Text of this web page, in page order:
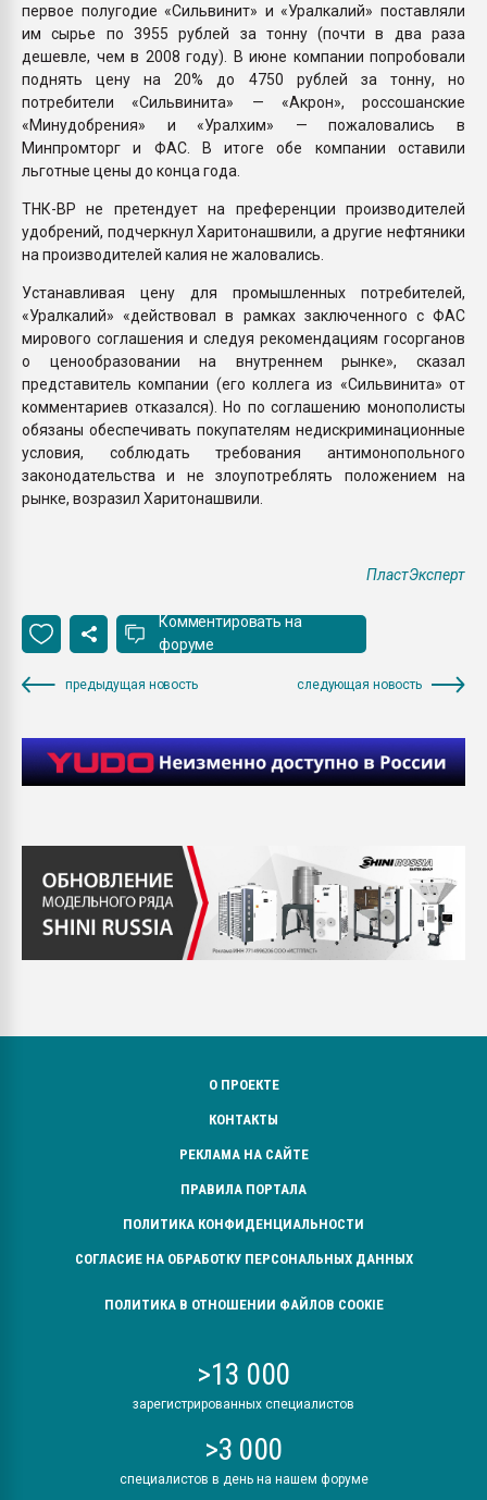
первое полугодие «Сильвинит» и «Уралкалий» поставляли
им сырье по 3955 рублей за тонну (почти в два раза
дешевле, чем в 2008 году). В июне компании попробовали
поднять цену на 20% до 4750 рублей за тонну, но
потребители «Сильвинита» — «Акрон», россошанские
«Минудобрения» и «Уралхим» — пожаловались в
Минпромторг и ФАС. В итоге обе компании оставили
льготные цены до конца года.
ТНК-ВР не претендует на преференции производителей
удобрений, подчеркнул Харитонашвили, а другие нефтяники
на производителей калия не жаловались.
Устанавливая цену для промышленных потребителей,
«Уралкалий» «действовал в рамках заключенного с ФАС
мирового соглашения и следуя рекомендациям госорганов
о ценообразовании на внутреннем рынке», сказал
представитель компании (его коллега из «Сильвинита» от
комментариев отказался). Но по соглашению монополисты
обязаны обеспечивать покупателям недискриминационные
условия, соблюдать требования антимонопольного
законодательства и не злоупотреблять положением на
рынке, возразил Харитонашвили.
ПластЭксперт
Комментировать на
форуме
предыдущая новость следующая новость
О ПРОЕКТЕ
КОНТАКТЫ
РЕКЛАМА НА САЙТЕ
ПРАВИЛА ПОРТАЛА
ПОЛИТИКА КОНФИДЕНЦИАЛЬНОСТИ
СОГЛАСИЕ НА ОБРАБОТКУ ПЕРСОНАЛЬНЫХ ДАННЫХ
ПОЛИТИКА В ОТНОШЕНИИ ФАЙЛОВ COOKIE
>13 000
зарегистрированных специалистов
>3 000
специалистов в день на нашем форуме